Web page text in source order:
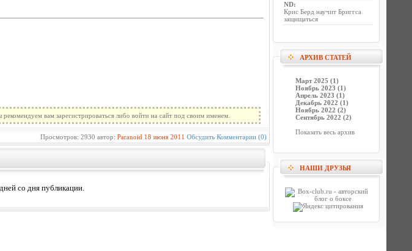
вам зарегистрироваться либо войти на сайт под своим именем.
Просмотров: 2930 автор: Paranoid 18 июня 2011 Обсудить Комментарии (0)
дней со дня публикации.
ND:
Крис Берд научит Бриггса
защищаться
АРХИВ СТАТЕЙ
Март 2025 (1)
Ноябрь 2023 (1)
Апрель 2023 (1)
Декабрь 2022 (1)
Ноябрь 2022 (2)
Сентябрь 2022 (2)
Показать весь архив
НАШИ ДРУЗЬЯ